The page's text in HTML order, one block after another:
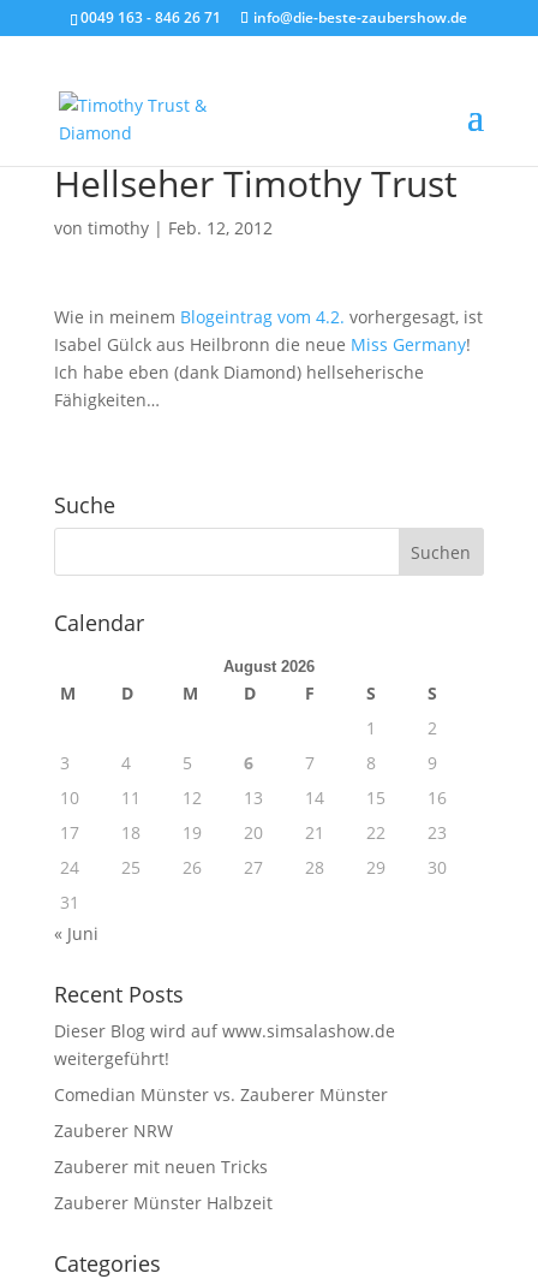
0049 163 - 846 26 71 info@die-beste-zaubershow.de
Hellseher Timothy Trust
von timothy| Feb. 12, 2012
Wie in meinem Blogeintrag vom 4.2. vorhergesagt, ist
Isabel Gülck aus Heilbronn die neue Miss Germany!
Ich habe eben (dank Diamond) hellseherische
Fähigkeiten…
Suche
Calendar
August 2026
M D M D F S
S
1
2
3
4 5 6 7 8
9
10
11 12 13 14 15
16
17
18 19 20 21 22
23
24
25 26 27 28 29
30
31
« Juni
Recent Posts
Dieser Blog wird auf www.simsalashow.de
weitergeführt!
Comedian Münster vs. Zauberer Münster
Zauberer NRW
Zauberer mit neuen Tricks
Zauberer Münster Halbzeit
Categories